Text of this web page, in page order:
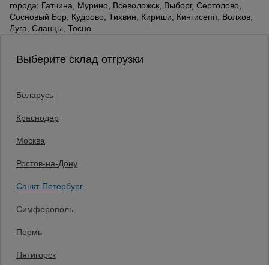
города: Гатчина, Мурино, Всеволожск, Выборг, Сертолово,
Сосновый Бор, Кудрово, Тихвин, Кириши, Кингисепп, Волхов,
Луга, Сланцы, Тосно
Выберите склад отгрузки
Беларусь
Краснодар
Москва
Ростов-на-Дону
Санкт-Петербург
Симферополь
Пермь
Пятигорск
О компании
Франшиза
Контакты
Защитные конструкции
Заказать звонок
бесплатно по России